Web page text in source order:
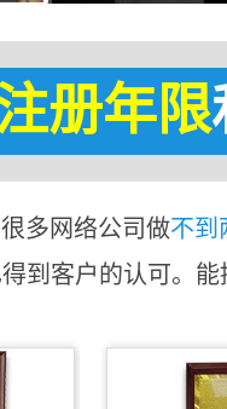
册年限
多网络公司做不到
到客户的认可。